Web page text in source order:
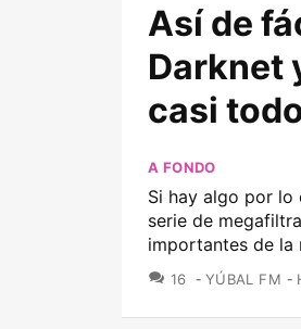
Así de
Darknet
casi
A FONDO
Si hay algo por lo
serie de
importantes de la
16 COMENTARIOS
YÚBAL FM